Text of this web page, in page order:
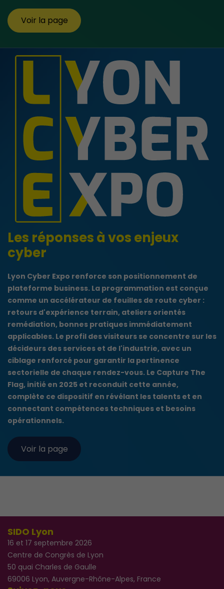
Voir la page
Les réponses à vos enjeux
cyber
Lyon Cyber Expo renforce son positionnement de
plateforme business. La programmation est conçue
comme un accélérateur de feuilles de route cyber :
retours d'expérience terrain, ateliers orientés
remédiation, bonnes pratiques immédiatement
applicables. Le profil des visiteurs se concentre sur les
décideurs des services et de l'industrie, avec un
ciblage renforcé pour garantir la pertinence
sectorielle de chaque rendez-vous. Le Capture The
Flag, initié en 2025 et reconduit cette année,
complète ce dispositif en révélant les talents et en
connectant compétences techniques et besoins
opérationnels.
Voir la page
SIDO Lyon
16 et 17 septembre 2026
Centre de Congrès de Lyon
50 quai Charles de Gaulle
69006 Lyon, Auvergne-Rhône-Alpes, France